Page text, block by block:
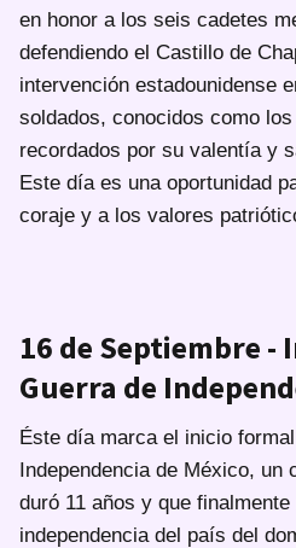
en honor a los seis cadetes
defendiendo el Castillo de
intervención estadounidense
soldados, conocidos como
recordados por su valentía y
Este día es una oportunidad
coraje y a los valores
16 de Septiembre -
Guerra de
Éste día marca el inicio
Independencia de México, un
duró 11 años y que
independencia del país del